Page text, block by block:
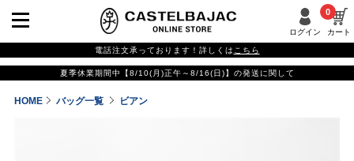
ログイン カート
0
電話注文承っております！詳しくは こちら
夏季休業期間中【8/10(月)正午～8/16(日)】の発送に関して
HOME バッグ一覧 ビアン